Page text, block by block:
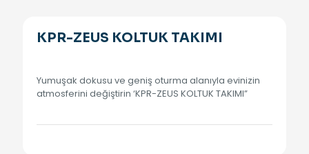
KPR-ZEUS KOLTUK TAKIMI
Yumuşak dokusu ve geniş oturma alanıyla evinizin
atmosferini değiştirin ‘KPR-ZEUS KOLTUK TAKIMI”